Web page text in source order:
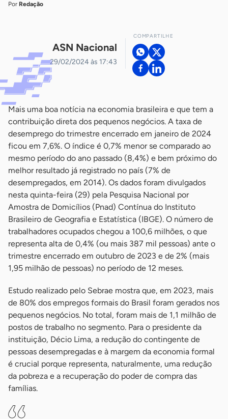
Por Redação
ASN Nacional
29/02/2024 às 17:43
COMPARTILHE
Mais uma boa notícia na economia brasileira e que tem a
contribuição direta dos pequenos negócios. A taxa de
desemprego do trimestre encerrado em janeiro de 2024
ficou em 7,6%. O índice é 0,7% menor se comparado ao
mesmo período do ano passado (8,4%) e bem próximo do
melhor resultado já registrado no país (7% de
desempregados, em 2014). Os dados foram divulgados
nesta quinta-feira (29) pela Pesquisa Nacional por
Amostra de Domicílios (Pnad) Contínua do Instituto
Brasileiro de Geografia e Estatística (IBGE). O número de
trabalhadores ocupados chegou a 100,6 milhões, o que
representa alta de 0,4% (ou mais 387 mil pessoas) ante o
trimestre encerrado em outubro de 2023 e de 2% (mais
1,95 milhão de pessoas) no período de 12 meses.
Estudo realizado pelo Sebrae mostra que, em 2023, mais
de 80% dos empregos formais do Brasil foram gerados nos
pequenos negócios. No total, foram mais de 1,1 milhão de
postos de trabalho no segmento. Para o presidente da
instituição, Décio Lima, a redução do contingente de
pessoas desempregadas e à margem da economia formal
é crucial porque representa, naturalmente, uma redução
da pobreza e a recuperação do poder de compra das
famílias.